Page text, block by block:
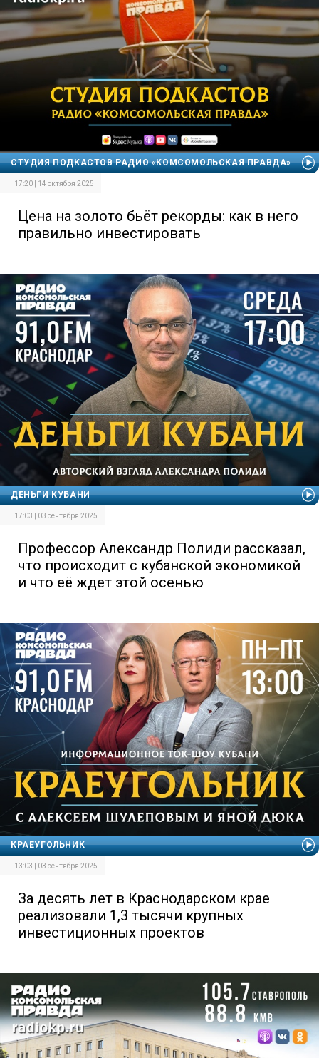
СТУДИЯ ПОДКАСТОВ РАДИО «КОМСОМОЛЬСКАЯ ПРАВДА»
17:20 | 14 октября 2025
Цена на золото бьёт рекорды: как в него
правильно инвестировать
ДЕНЬГИ КУБАНИ
17:03 | 03 сентября 2025
Профессор Александр Полиди рассказал,
что происходит с кубанской экономикой
и что её ждет этой осенью
КРАЕУГОЛЬНИК
13:03 | 03 сентября 2025
За десять лет в Краснодарском крае
реализовали 1,3 тысячи крупных
инвестиционных проектов